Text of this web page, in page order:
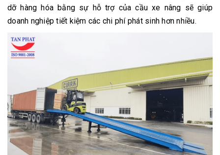
dỡ hàng hóa bằng sự hỗ trợ của cầu xe nâng sẽ giúp
doanh nghiệp tiết kiệm các chi phí phát sinh hơn nhiều.